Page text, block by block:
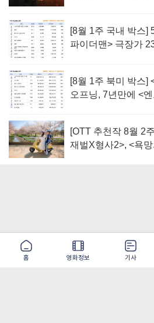
홈 영화정보 기사
[8월 1주 국내 박스]
파이더맨> 극장가
[8월 1주 북미 박스]
오프닝, 7년만에 <
[OTT 추천작 8월 2
재벌X형사2>, <욕